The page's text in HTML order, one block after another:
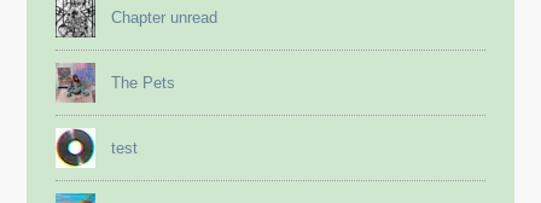
Chapter unread
The Pets
test